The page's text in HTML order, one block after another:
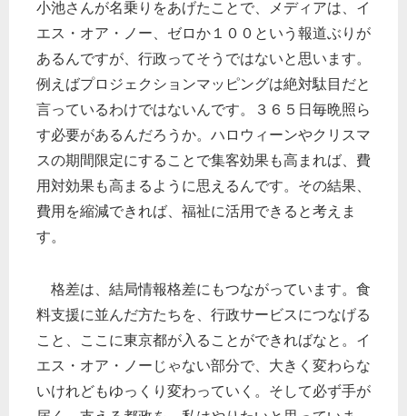
小池さんが名乗りをあげたことで、メディアは、イ
エス・オア・ノー、ゼロか１００という報道ぶりが
あるんですが、行政ってそうではないと思います。
例えばプロジェクションマッピングは絶対駄目だと
言っているわけではないんです。３６５日毎晩照ら
す必要があるんだろうか。ハロウィーンやクリスマ
スの期間限定にすることで集客効果も高まれば、費
用対効果も高まるように思えるんです。その結果、
費用を縮減できれば、福祉に活用できると考えま
す。
格差は、結局情報格差にもつながっています。食
料支援に並んだ方たちを、行政サービスにつなげる
こと、ここに東京都が入ることができればなと。イ
エス・オア・ノーじゃない部分で、大きく変わらな
いけれどもゆっくり変わっていく。そして必ず手が